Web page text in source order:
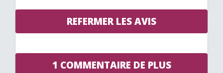
REFERMER LES AVIS
1 COMMENTAIRE DE PLUS